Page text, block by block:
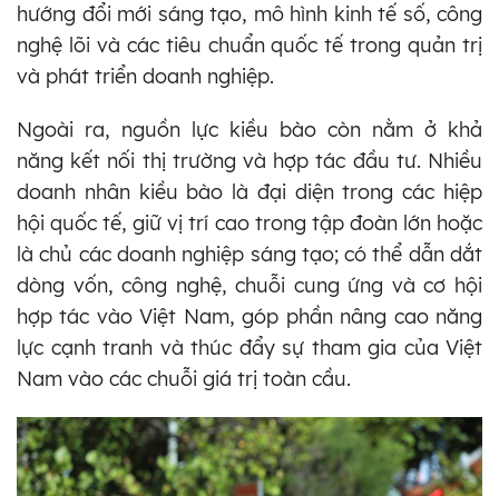
hướng đổi mới sáng tạo, mô hình kinh tế số, công
nghệ lõi và các tiêu chuẩn quốc tế trong quản trị
và phát triển doanh nghiệp.
Ngoài ra, nguồn lực kiều bào còn nằm ở khả
năng kết nối thị trường và hợp tác đầu tư. Nhiều
doanh nhân kiều bào là đại diện trong các hiệp
hội quốc tế, giữ vị trí cao trong tập đoàn lớn hoặc
là chủ các doanh nghiệp sáng tạo; có thể dẫn dắt
dòng vốn, công nghệ, chuỗi cung ứng và cơ hội
hợp tác vào Việt Nam, góp phần nâng cao năng
lực cạnh tranh và thúc đẩy sự tham gia của Việt
Nam vào các chuỗi giá trị toàn cầu.